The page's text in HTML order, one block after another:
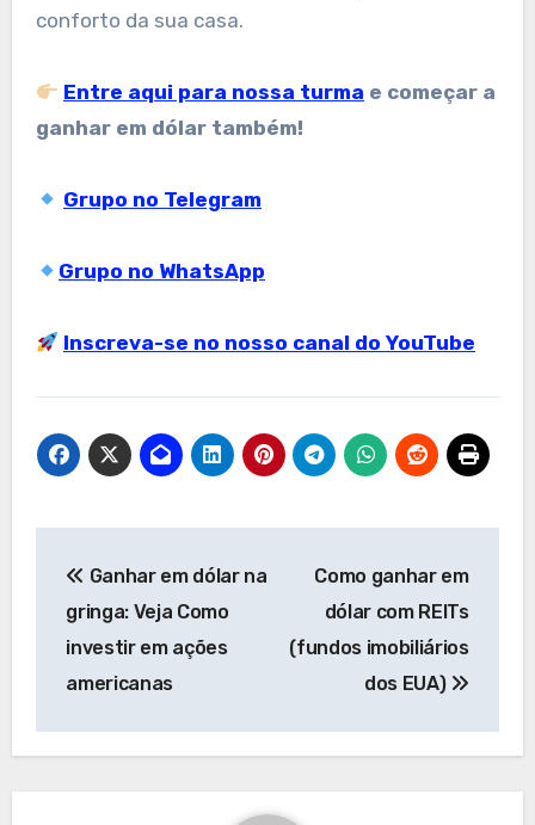
conforto da sua casa.
Entre aqui para nossa turma e começar a
ganhar em dólar também!
Grupo no Telegram
Grupo no WhatsApp
Inscreva-se no nosso canal do YouTube
de
Post
Ganhar em dólar na
gringa: Veja Como
investir em ações
americanas
Como ganhar em
dólar com REITs
(fundos imobiliários
dos EUA)